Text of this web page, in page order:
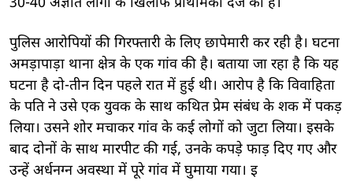
पुलिस आरोपियों की गिरफ्तारी के लिए छापेमारी कर रही है। घटना
अमड़ापाड़ा थाना क्षेत्र के एक गांव की है। बताया जा रहा है कि यह
घटना है दो-तीन दिन पहले रात में हुई थी। आरोप है कि विवाहिता
के पति ने उसे एक युवक के साथ कथित प्रेम संबंध के शक में पकड़
लिया। उसने शोर मचाकर गांव के कई लोगों को जुटा लिया। इसके
बाद दोनों के साथ मारपीट की गई, उनके कपड़े फाड़ दिए गए और
उन्हें अर्धनग्न अवस्था में पूरे गांव में घुमाया गया। इ